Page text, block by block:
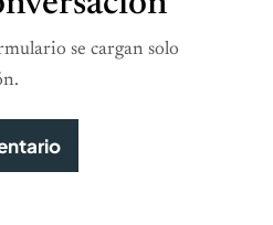
se cargan solo